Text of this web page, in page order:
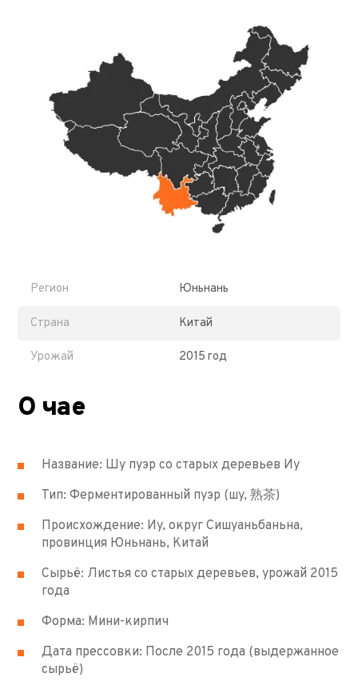
Регион Юньнань
Страна Китай
Урожай 2015 год
О чае
Название: Шу пуэр со старых деревьев Иу
Тип: Ферментированный пуэр (шу, 熟茶)
Происхождение: Иу, округ Сишуаньбаньна,
провинция Юньнань, Китай
Сырьё: Листья со старых деревьев, урожай 2015
года
Форма: Мини-кирпич
Дата прессовки: После 2015 года (выдержанное
сырьё)